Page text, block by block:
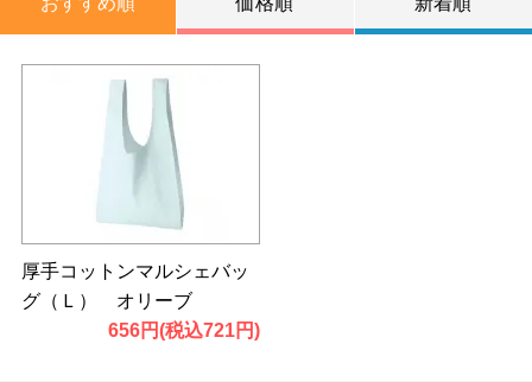
厚手コットンマルシェバッ
グ（Ｌ） オリーブ
656円(税込721円)